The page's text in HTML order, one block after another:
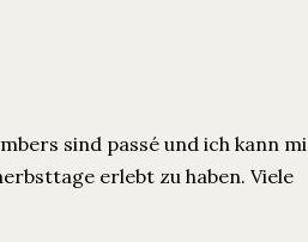
sind passé und ich kann
erlebt zu haben. Viele